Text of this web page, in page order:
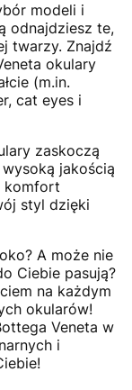
modeli i
odnajdziesz te,
twarzy. Znajdź
okulary
(m.in.
cat eyes i
zaskoczą
jakością
komfort
styl dzięki
A może nie
Ciebie pasują?
na każdym
okularów!
Veneta w
i